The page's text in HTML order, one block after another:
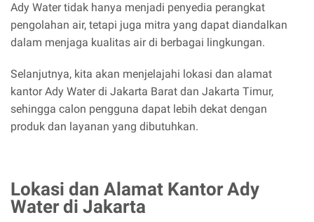
Ady Water tidak hanya menjadi penyedia perangkat
pengolahan air, tetapi juga mitra yang dapat diandalkan
dalam menjaga kualitas air di berbagai lingkungan.
Selanjutnya, kita akan menjelajahi lokasi dan alamat
kantor Ady Water di Jakarta Barat dan Jakarta Timur,
sehingga calon pengguna dapat lebih dekat dengan
produk dan layanan yang dibutuhkan.
Lokasi dan Alamat Kantor Ady
Water di Jakarta